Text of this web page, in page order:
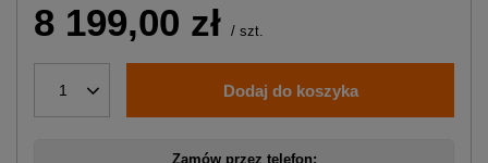
8 199,00 zł / szt.
1 Dodaj do koszyka
Zamów przez telefon: